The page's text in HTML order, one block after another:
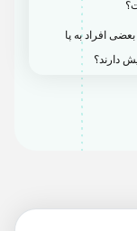
به پا